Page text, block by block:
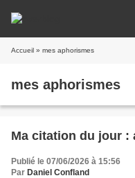
Accueil » mes aphorismes
mes aphorismes
Ma citation du jour :
Publié le 07/06/2026 à 15:56
Par Daniel Confland